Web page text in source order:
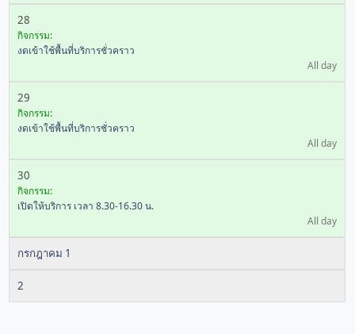
28
กิจกรรม:
งดเข้าใช้พื้นที่บริการชั่วคราว
All day
29
กิจกรรม:
งดเข้าใช้พื้นที่บริการชั่วคราว
All day
30
กิจกรรม:
เปิดให้บริการ เวลา 8.30-16.30 น.
All day
กรกฎาคม 1
2